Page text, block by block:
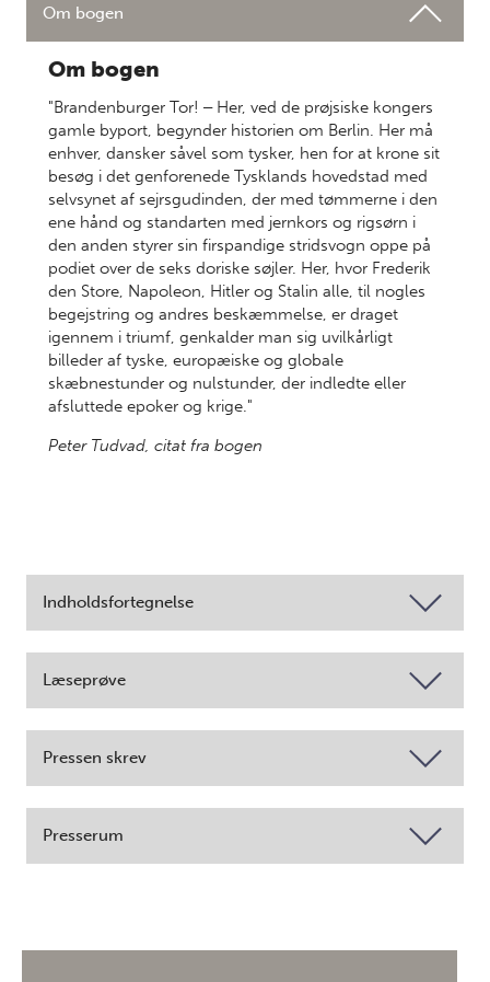
Om bogen
Om bogen
"Brandenburger Tor! ‒ Her, ved de prøjsiske kongers
gamle byport, begynder historien om Berlin. Her må
enhver, dansker såvel som tysker, hen for at krone sit
besøg i det genforenede Tysklands hovedstad med
selvsynet af sejrsgudinden, der med tømmerne i den
ene hånd og standarten med jernkors og rigsørn i
den anden styrer sin firspandige stridsvogn oppe på
podiet over de seks doriske søjler. Her, hvor Frederik
den Store, Napoleon, Hitler og Stalin alle, til nogles
begejstring og andres beskæmmelse, er draget
igennem i triumf, genkalder man sig uvilkårligt
billeder af tyske, europæiske og globale
skæbnestunder og nulstunder, der indledte eller
afsluttede epoker og krige."
Peter Tudvad, citat fra bogen
Indholdsfortegnelse
Læseprøve
Pressen skrev
Presserum